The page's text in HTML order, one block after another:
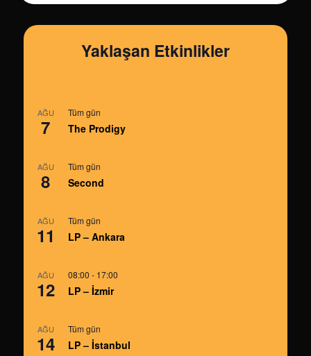
Yaklaşan Etkinlikler
AĞU
7
Tüm gün
The Prodigy
AĞU
8
Tüm gün
Second
AĞU
11
Tüm gün
LP – Ankara
AĞU
12
08:00 - 17:00
LP – İzmir
AĞU
14
Tüm gün
LP – İstanbul